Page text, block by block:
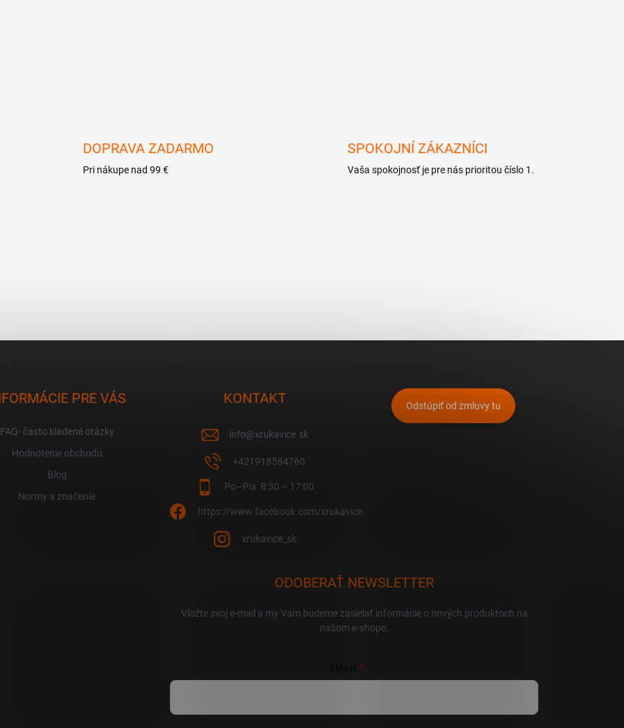
DOPRAVA ZADARMO
Pri nákupe nad 99 €
SPOKOJNÍ ZÁKAZNÍCI
Vaša spokojnosť je pre nás prioritou číslo 1.
PRE VÁS
FAQ- často kladené otázky
Hodnotenie obchodu
Blog
Normy a značenie
KONTAKT
info@xrukavice.sk
+421918584760
Po–Pia: 8:30 – 17:00
https://www.facebook.com/xrukavice
xrukavice_sk
Odstúpiť od zmluvy tu
ODOBERAŤ NEWSLETTER
Vložte svoj e-mail a my Vám budeme zasielať informácie o nových produktoch na
našom e-shope.